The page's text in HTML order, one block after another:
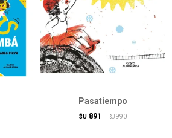
Pasatiempo
$U 891 $U 990